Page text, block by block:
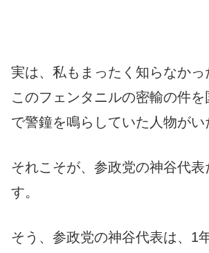
実は、私もまったく知らなかっ
このフェンタニルの密輸の件を
で警鐘を鳴らしていた人物がい
それこそが、参政党の神谷代
す。
そう、参政党の神谷代表は、1